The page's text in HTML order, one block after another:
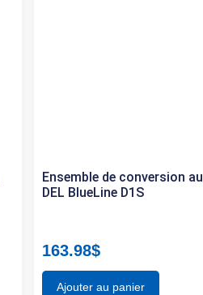
Ensemble de conversion au
DEL BlueLine D1S
163.98$
Ajouter au panier